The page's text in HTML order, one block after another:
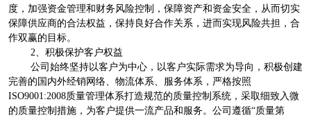
度，加强资金管理和财务风险控制，保障资产和资金安全，从而切实
保障供应商的合法权益，保持良好合作关系，进而实现风险共担，合
作双赢的目标。
2、积极保护客户权益
公司始终坚持以客户为中心，以客户实际需求为导向，积极创建
完善的国内外经销网络、物流体系、服务体系，严格按照
ISO9001:2008质量管理体系打造规范的质量控制系统，采取细致入微
的质量控制措施，为客户提供一流产品和服务。公司遵循“质量第